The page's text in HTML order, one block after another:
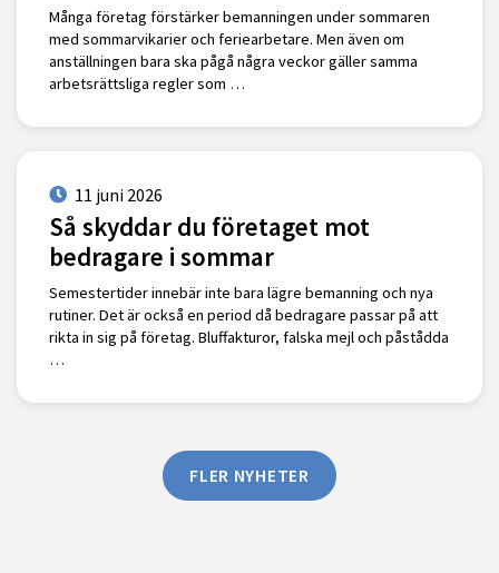
Många företag förstärker bemanningen under sommaren
med sommarvikarier och feriearbetare. Men även om
anställningen bara ska pågå några veckor gäller samma
arbetsrättsliga regler som …
11 juni 2026
Så skyddar du företaget mot
bedragare i sommar
Semestertider innebär inte bara lägre bemanning och nya
rutiner. Det är också en period då bedragare passar på att
rikta in sig på företag. Bluffakturor, falska mejl och påstådda
…
FLER NYHETER